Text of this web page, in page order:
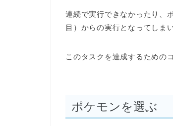
連続で実行できなかったり、
目）からの実行となってしま
このタスクを達成するための
ポケモンを選ぶ